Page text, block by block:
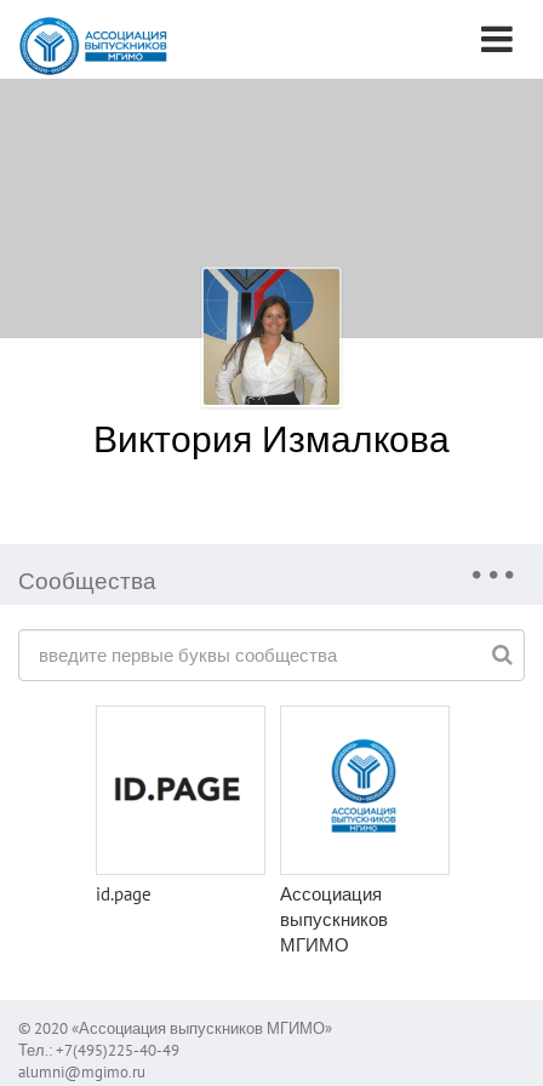
Виктория Измалкова
Сообщества
id.page
Ассоциация
выпускников
МГИМО
© 2020 «Ассоциация выпускников МГИМО»
Тел.: +7(495)225-40-49
alumni@mgimo.ru